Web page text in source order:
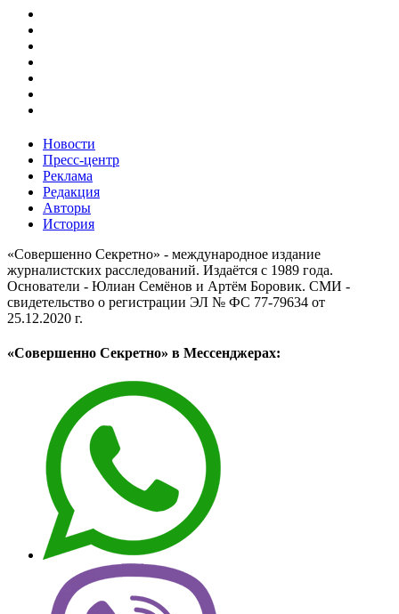
Новости
Пресс-центр
Реклама
Редакция
Авторы
История
«Совершенно Секретно» - международное издание
журналистских расследований. Издаётся с 1989 года.
Основатели - Юлиан Семёнов и Артём Боровик. CМИ -
свидетельство о регистрации ЭЛ № ФС 77-79634 от
25.12.2020 г.
«Совершенно Секретно» в Мессенджерах: